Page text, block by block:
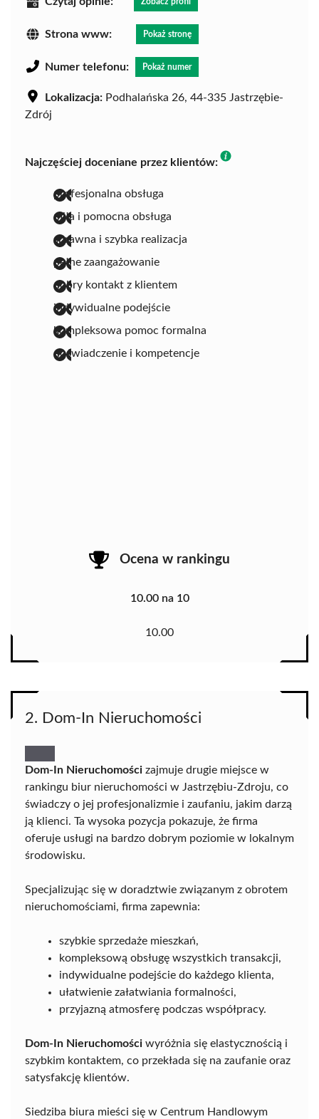
Strona www: Pokaż stronę
Numer telefonu: Pokaż numer
Lokalizacja: Podhalańska 26, 44-335 Jastrzębie-
Zdrój
Najczęściej doceniane przez klientów:
profesjonalna obsługa
miła i pomocna obsługa
sprawna i szybka realizacja
pełne zaangażowanie
dobry kontakt z klientem
indywidualne podejście
kompleksowa pomoc formalna
doświadczenie i kompetencje
Ocena w rankingu
10.00 na 10
10.00
2. Dom-In Nieruchomości
Dom-In Nieruchomości zajmuje drugie miejsce w
rankingu biur nieruchomości w Jastrzębiu-Zdroju, co
świadczy o jej profesjonalizmie i zaufaniu, jakim darzą
ją klienci. Ta wysoka pozycja pokazuje, że firma
oferuje usługi na bardzo dobrym poziomie w lokalnym
środowisku.
Specjalizując się w doradztwie związanym z obrotem
nieruchomościami, firma zapewnia:
szybkie sprzedaże mieszkań,
kompleksową obsługę wszystkich transakcji,
indywidualne podejście do każdego klienta,
ułatwienie załatwiania formalności,
przyjazną atmosferę podczas współpracy.
Dom-In Nieruchomości wyróżnia się elastycznością i
szybkim kontaktem, co przekłada się na zaufanie oraz
satysfakcję klientów.
Siedziba biura mieści się w Centrum Handlowym